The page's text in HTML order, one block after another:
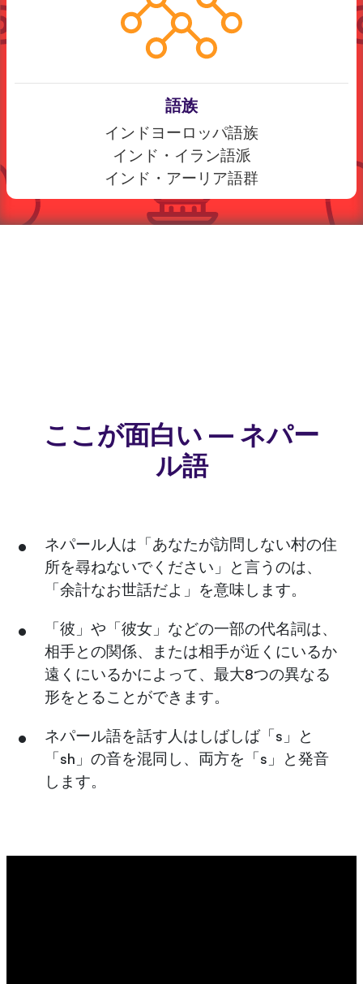
語族
インドヨーロッパ語族
インド・イラン語派
インド・アーリア語群
ここが面白い — ネパー
ル語
ネパール人は「あなたが訪問しない村の住
所を尋ねないでください」と言うのは、
「余計なお世話だよ」を意味します。
「彼」や「彼女」などの一部の代名詞は、
相手との関係、または相手が近くにいるか
遠くにいるかによって、最大8つの異なる
形をとることができます。
ネパール語を話す人はしばしば「s」と
「sh」の音を混同し、両方を「s」と発音
します。